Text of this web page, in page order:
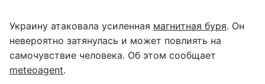
Украину атаковала усиленная магнитная буря. Он
невероятно затянулась и может повлиять на
самочувствие человека. Об этом сообщает
meteoagent.